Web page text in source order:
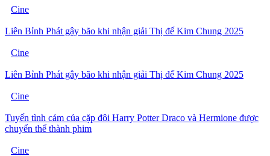
Cine
Liên Bỉnh Phát gây bão khi nhận giải Thị đế Kim Chung 2025
Cine
Liên Bỉnh Phát gây bão khi nhận giải Thị đế Kim Chung 2025
Cine
Tuyến tình cảm của cặp đôi Harry Potter Draco và Hermione được
chuyển thể thành phim
Cine